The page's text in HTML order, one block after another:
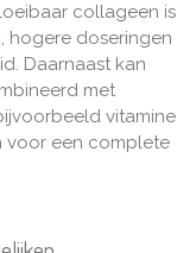
collageen is
hogere doseringen
Daarnaast kan
met
vitamine
voor een complete